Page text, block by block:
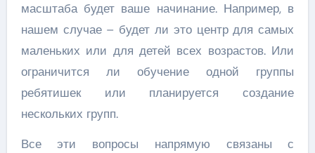
масштаба будет ваше начинание. Например, в
нашем случае – будет ли это центр для самых
маленьких или для детей всех возрастов. Или
ограничится ли обучение одной группы
ребятишек или планируется создание
нескольких групп.
Все эти вопросы напрямую связаны с